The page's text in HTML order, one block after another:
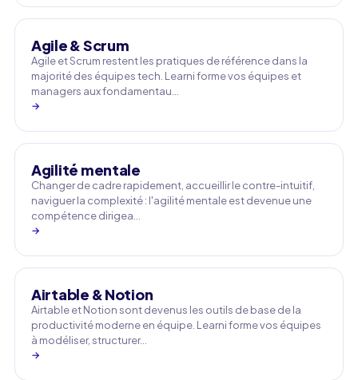
Agile & Scrum
Agile et Scrum restent les pratiques de référence dans la
majorité des équipes tech. Learni forme vos équipes et
managers aux fondamentau…
→
Agilité mentale
Changer de cadre rapidement, accueillir le contre-intuitif,
naviguer la complexité : l'agilité mentale est devenue une
compétence dirigea…
→
Airtable & Notion
Airtable et Notion sont devenus les outils de base de la
productivité moderne en équipe. Learni forme vos équipes
à modéliser, structurer…
→